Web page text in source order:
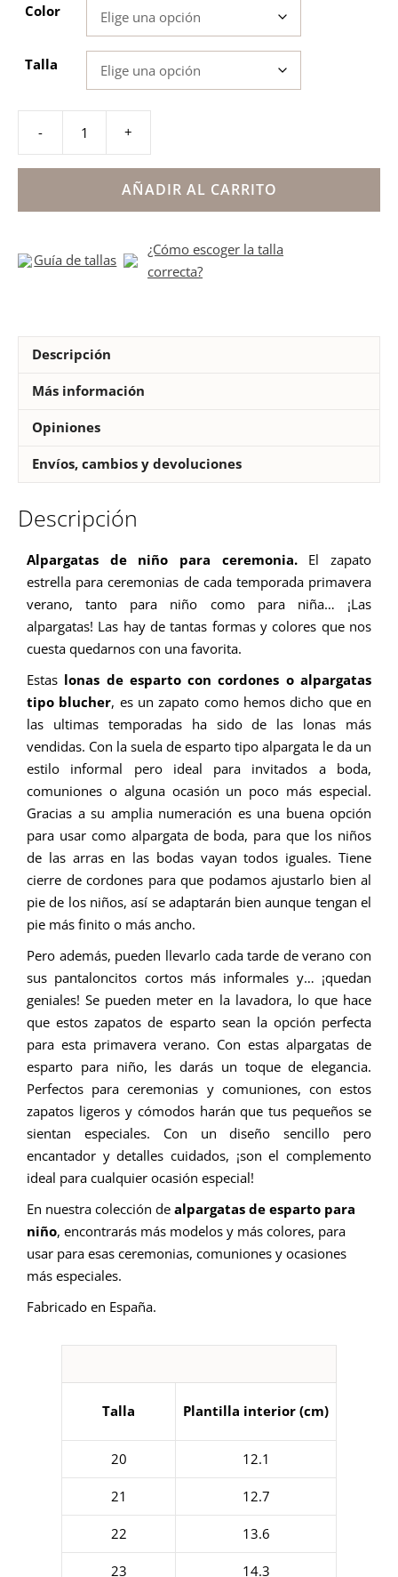
Color
Talla
-
lona
suela
alpargata
cantidad
+
AÑADIR AL CARRITO
Guía de tallas
¿Cómo escoger la talla
correcta?
Descripción
Más información
Opiniones
Envíos, cambios y devoluciones
Descripción
Alpargatas de niño para ceremonia. El zapato
estrella para ceremonias de cada temporada primavera
verano, tanto para niño como para niña… ¡Las
alpargatas! Las hay de tantas formas y colores que nos
cuesta quedarnos con una favorita.
Estas lonas de esparto con cordones o alpargatas
tipo blucher, es un zapato como hemos dicho que en
las ultimas temporadas ha sido de las lonas más
vendidas. Con la suela de esparto tipo alpargata le da un
estilo informal pero ideal para invitados a boda,
comuniones o alguna ocasión un poco más especial.
Gracias a su amplia numeración es una buena opción
para usar como alpargata de boda, para que los niños
de las arras en las bodas vayan todos iguales. Tiene
cierre de cordones para que podamos ajustarlo bien al
pie de los niños, así se adaptarán bien aunque tengan el
pie más finito o más ancho.
Pero además, pueden llevarlo cada tarde de verano con
sus pantaloncitos cortos más informales y… ¡quedan
geniales! Se pueden meter en la lavadora, lo que hace
que estos zapatos de esparto sean la opción perfecta
para esta primavera verano. Con estas alpargatas de
esparto para niño, les darás un toque de elegancia.
Perfectos para ceremonias y comuniones, con estos
zapatos ligeros y cómodos harán que tus pequeños se
sientan especiales. Con un diseño sencillo pero
encantador y detalles cuidados, ¡son el complemento
ideal para cualquier ocasión especial!
En nuestra colección de alpargatas de esparto para
niño, encontrarás más modelos y más colores, para
usar para esas ceremonias, comuniones y ocasiones
más especiales.
Fabricado en España.
Talla Plantilla interior (cm)
20 12.1
21 12.7
22 13.6
23 14.3